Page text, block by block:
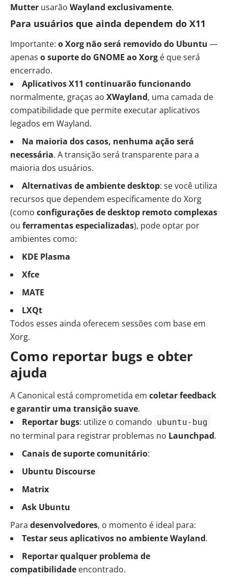
Mutter usarão Wayland exclusivamente.
Para usuários que ainda dependem do X11
Importante: o Xorg não será removido do Ubuntu —
apenas o suporte do GNOME ao Xorg é que será
encerrado.
Aplicativos X11 continuarão funcionando
normalmente, graças ao XWayland, uma camada de
compatibilidade que permite executar aplicativos
legados em Wayland.
Na maioria dos casos, nenhuma ação será
necessária. A transição será transparente para a
maioria dos usuários.
Alternativas de ambiente desktop: se você utiliza
recursos que dependem especificamente do Xorg
(como configurações de desktop remoto complexas
ou ferramentas especializadas), pode optar por
ambientes como:
KDE Plasma
Xfce
MATE
LXQt
Todos esses ainda oferecem sessões com base em
Xorg.
Como reportar bugs e obter
ajuda
A Canonical está comprometida em coletar feedback
e garantir uma transição suave.
Reportar bugs: utilize o comando ubuntu-bug
no terminal para registrar problemas no Launchpad.
Canais de suporte comunitário:
Ubuntu Discourse
Matrix
Ask Ubuntu
Para desenvolvedores, o momento é ideal para:
Testar seus aplicativos no ambiente Wayland.
Reportar qualquer problema de
compatibilidade encontrado.